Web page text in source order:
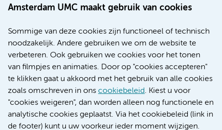
Amsterdam UMC maakt gebruik van cookies
Sommige van deze cookies zijn functioneel of technisch
noodzakelijk. Andere gebruiken we om de website te
verbeteren. Ook gebruiken we cookies voor het tonen
van filmpjes en animaties. Door op "cookies accepteren"
te klikken gaat u akkoord met het gebruik van alle cookies
zoals omschreven in ons cookiebeleid. Kiest u voor
"cookies weigeren", dan worden alleen nog functionele en
analytische cookies geplaatst. Via het cookiebeleid (link in
de footer) kunt u uw voorkeur ieder moment wijzigen.
Werken bij Amsterdam UMC
Nieuws
Research
Educatie locatie AMC
Educatie locatie VUmc
Verwijzen & diagnostiek